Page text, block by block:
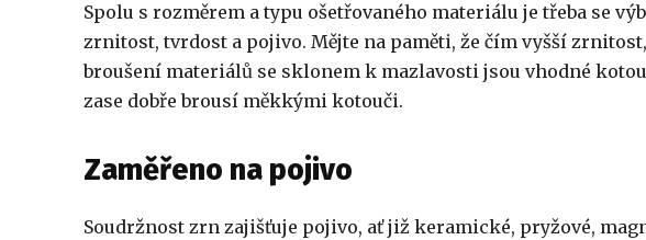
Spolu s rozměrem a typu ošetřovaného materiálu je třeba se
zrnitost, tvrdost a pojivo. Mějte na paměti, že čím vyšší
broušení materiálů se sklonem k mazlavosti jsou vhodné
zase dobře brousí měkkými kotouči.
Zaměřeno na pojivo
Soudržnost zrn zajišťuje pojivo, ať již keramické, pryžové,